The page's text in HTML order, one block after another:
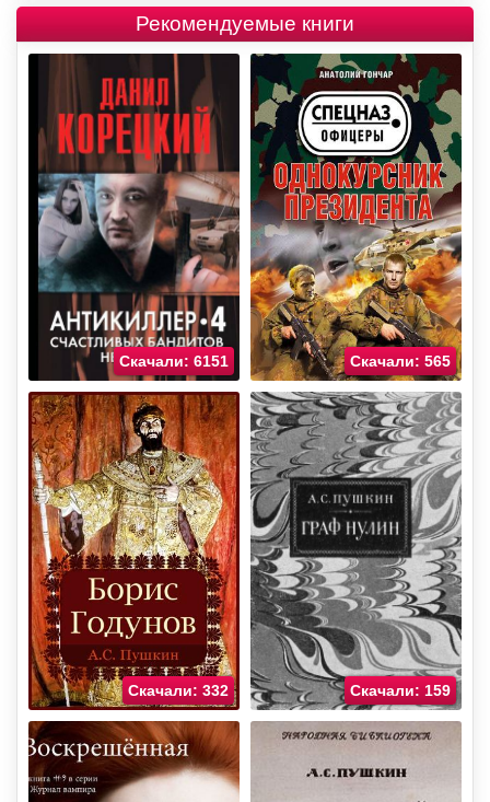
Рекомендуемые книги
Скачали: 6151 Скачали: 565
Скачали: 332 Скачали: 159